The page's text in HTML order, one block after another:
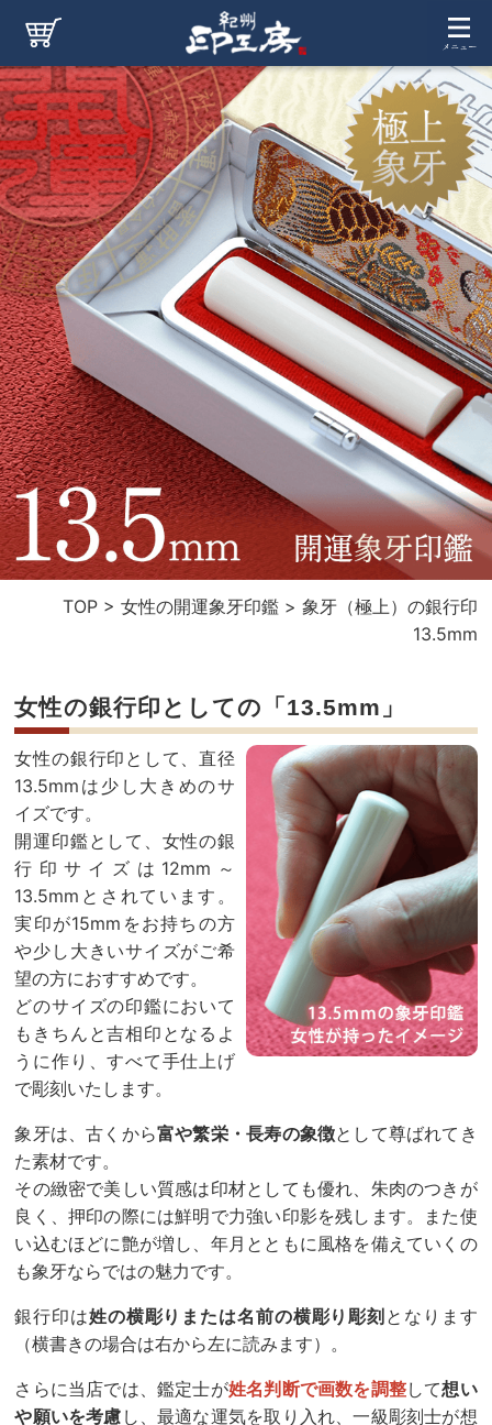
TOP> 女性の開運象牙印鑑> 象牙（極上）の銀行印
13.5mm
女性の銀行印としての「13.5mm」
女性の銀行印として、直径
13.5mmは少し大きめのサ
イズです。
開運印鑑として、女性の銀
行印サイズは12mm～
13.5mmとされています。
実印が15mmをお持ちの方
や少し大きいサイズがご希
望の方におすすめです。
どのサイズの印鑑において
もきちんと吉相印となるよ
うに作り、すべて手仕上げ
で彫刻いたします。
象牙は、古くから富や繁栄・長寿の象徴として尊ばれてき
た素材です。
その緻密で美しい質感は印材としても優れ、朱肉のつきが
良く、押印の際には鮮明で力強い印影を残します。また使
い込むほどに艶が増し、年月とともに風格を備えていくの
も象牙ならではの魅力です。
銀行印は姓の横彫りまたは名前の横彫り彫刻となります
（横書きの場合は右から左に読みます）。
さらに当店では、鑑定士が姓名判断で画数を調整して想い
や願いを考慮 し、最適な運気を取り入れ、一級彫刻士が想